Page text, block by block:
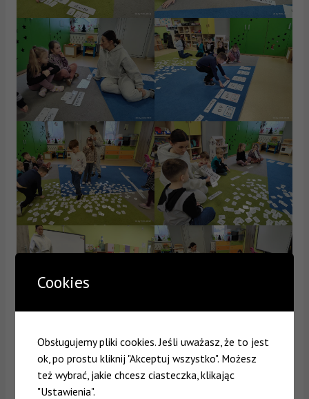
Cookies
Obsługujemy pliki cookies. Jeśli uważasz, że to jest
ok, po prostu kliknij "Akceptuj wszystko". Możesz
też wybrać, jakie chcesz ciasteczka, klikając
"Ustawienia".